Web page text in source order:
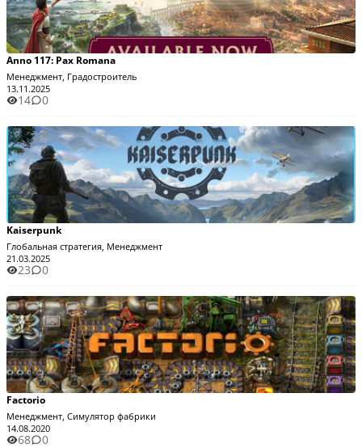
Anno 117: Pax Romana
Менеджмент, Градостроитель
13.11.2025
14 0
Kaiserpunk
Глобальная стратегия, Менеджмент
21.03.2025
23 0
Factorio
Менеджмент, Симулятор фабрики
14.08.2020
68 0